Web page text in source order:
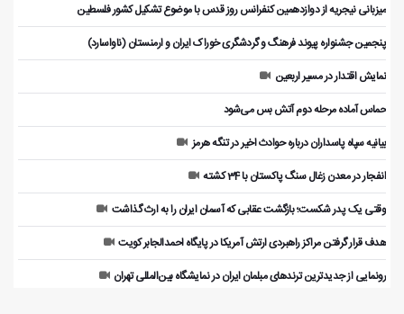
میزبانی نیجریه از دوازدهمین کنفرانس روز قدس با موضوع تشکیل کشور فلسطین
پنجمین جشنواره پیوند فرهنگ و گردشگر‌ی خوراک ایران و ارمنستان (ناواسارد)
نمایش اقتدار در مسیر اربعین
حماس آماده مرحله دوم آتش بس می‌شود
بیانیه سپاه پاسداران درباره حوادث اخیر در تنگه هرمز
انفجار در معدن زغال سنگ پاکستان با 34 کشته
وقتی یک پدر شکست؛ بازگشت عقابی که آسمان ایران را به ارث گذاشت
هدف قرار گرفتن مراکز راهبردی ارتش آمریکا در پایگاه احمدالجابر کویت
رونمایی از جدیدترین ترندهای مبلمان ایران در نمایشگاه بین‌المللی تهران